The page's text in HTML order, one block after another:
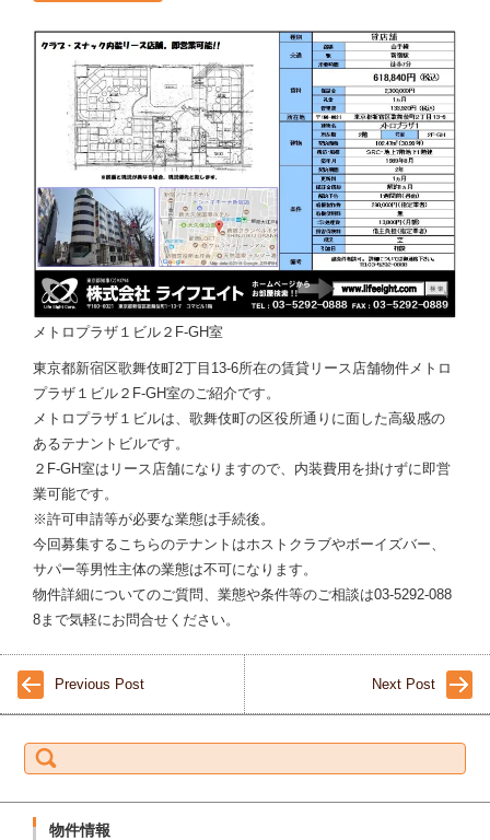
メトロプラザ１ビル２F-GH室
東京都新宿区歌舞伎町2丁目13-6所在の賃貸リース店舗物件メトロ
プラザ１ビル２F-GH室のご紹介です。
メトロプラザ１ビルは、歌舞伎町の区役所通りに面した高級感の
あるテナントビルです。
２F-GH室はリース店舗になりますので、内装費用を掛けずに即営
業可能です。
※許可申請等が必要な業態は手続後。
今回募集するこちらのテナントはホストクラブやボーイズバー、
サパー等男性主体の業態は不可になります。
物件詳細についてのご質問、業態や条件等のご相談は03-5292-088
8まで気軽にお問合せください。
Previous Post Next Post
e
r
h
物件情報